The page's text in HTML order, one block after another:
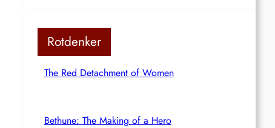
Rotdenker
The Red Detachment of Women
Bethune: The Making of a Hero